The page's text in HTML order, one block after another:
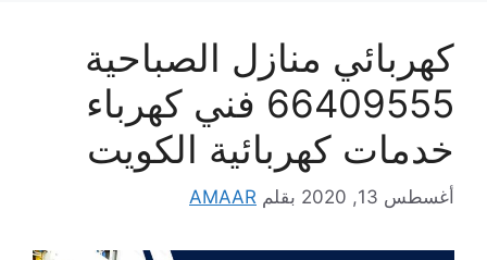
كهربائي منازل الصباحية
66409555 فني كهرباء
خدمات كهربائية الكويت
أغسطس 13, 2020 بقلم AMAAR